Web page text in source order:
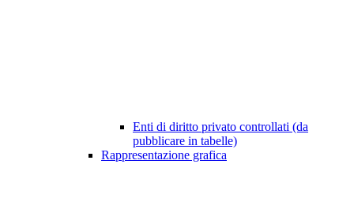
Enti di diritto privato controllati (da
pubblicare in tabelle)
Rappresentazione grafica